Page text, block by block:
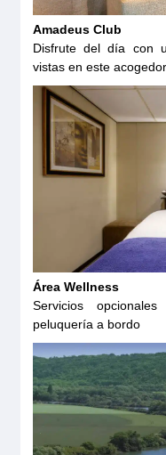
Amadeus Club
Disfrute del día con
vistas en este
Área Wellness
Servicios
peluquería a bordo